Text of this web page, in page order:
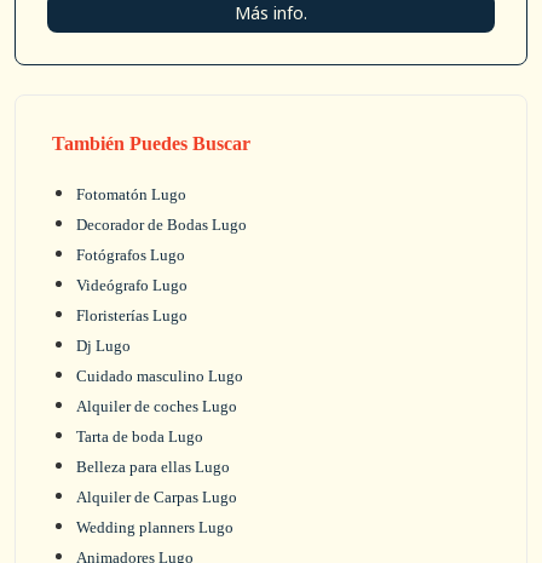
Más info.
También Puedes Buscar
Fotomatón Lugo
Decorador de Bodas Lugo
Fotógrafos Lugo
Videógrafo Lugo
Floristerías Lugo
Dj Lugo
Cuidado masculino Lugo
Alquiler de coches Lugo
Tarta de boda Lugo
Belleza para ellas Lugo
Alquiler de Carpas Lugo
Wedding planners Lugo
Animadores Lugo